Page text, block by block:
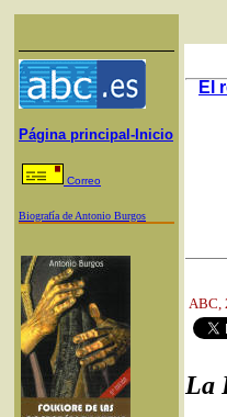
Página principal-Inicio
Correo
Biografía de Antonio Burgos
El
ABC,
La